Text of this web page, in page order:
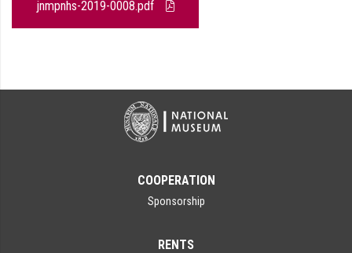
jnmpnhs-2019-0008.pdf
COOPERATION
Sponsorship
RENTS